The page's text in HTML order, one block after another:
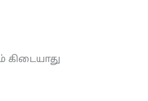
கிடையாது